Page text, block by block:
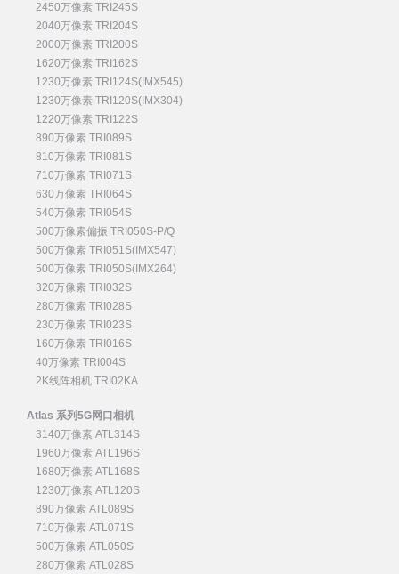
2450万像素 TRI245S
2040万像素 TRI204S
2000万像素 TRI200S
1620万像素 TRI162S
1230万像素 TRI124S(IMX545)
1230万像素 TRI120S(IMX304)
1220万像素 TRI122S
890万像素 TRI089S
810万像素 TRI081S
710万像素 TRI071S
630万像素 TRI064S
540万像素 TRI054S
500万像素偏振 TRI050S-P/Q
500万像素 TRI051S(IMX547)
500万像素 TRI050S(IMX264)
320万像素 TRI032S
280万像素 TRI028S
230万像素 TRI023S
160万像素 TRI016S
40万像素 TRI004S
2K线阵相机 TRI02KA
Atlas 系列5G网口相机
3140万像素 ATL314S
1960万像素 ATL196S
1680万像素 ATL168S
1230万像素 ATL120S
890万像素 ATL089S
710万像素 ATL071S
500万像素 ATL050S
280万像素 ATL028S